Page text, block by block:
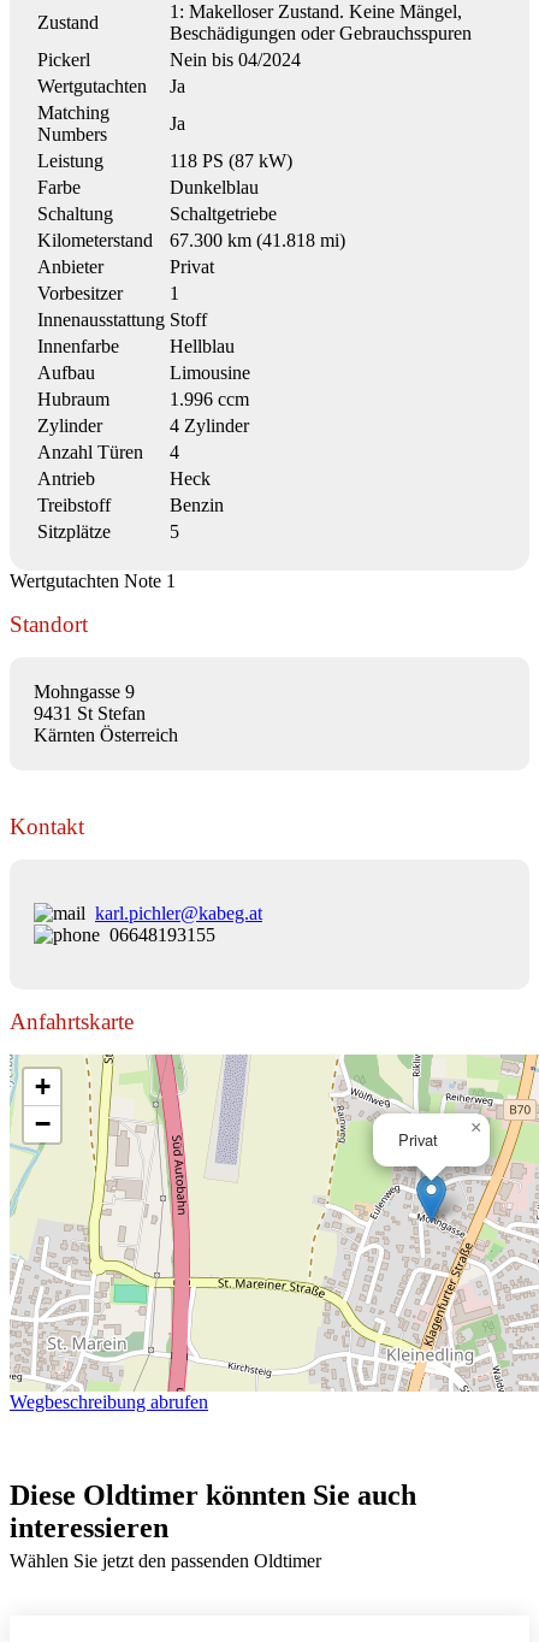
Zustand
1: Makelloser Zustand. Keine Mängel,
Beschädigungen oder Gebrauchsspuren
Pickerl
Nein bis 04/2024
Wertgutachten
Ja
Matching
Numbers
Ja
Leistung
118 PS (87 kW)
Farbe
Dunkelblau
Schaltung
Schaltgetriebe
Kilometerstand
67.300 km (41.818 mi)
Anbieter
Privat
Vorbesitzer
1
Innenausstattung Stoff
Innenfarbe
Hellblau
Aufbau
Limousine
Hubraum
1.996 ccm
Zylinder
4 Zylinder
Anzahl Türen
4
Antrieb
Heck
Treibstoff
Benzin
Sitzplätze
5
Wertgutachten Note 1
Standort
Mohngasse 9
9431 St Stefan
Kärnten Österreich
Kontakt
karl.pichler@kabeg.at
06648193155
Anfahrtskarte
Privat
×
+
−
Wegbeschreibung abrufen
Diese Oldtimer könnten Sie auch
interessieren
Wählen Sie jetzt den passenden Oldtimer